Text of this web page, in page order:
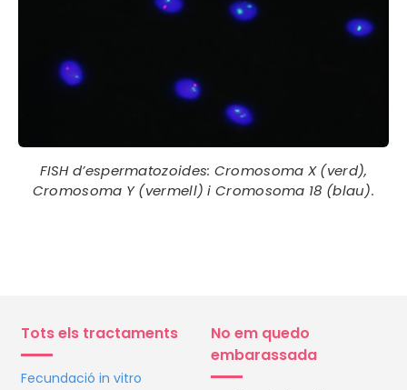
FISH d’espermatozoides: Cromosoma X (verd),
Cromosoma Y (vermell) i Cromosoma 18 (blau).
Tots els tractaments
Fecundació in vitro
No em quedo
embarassada